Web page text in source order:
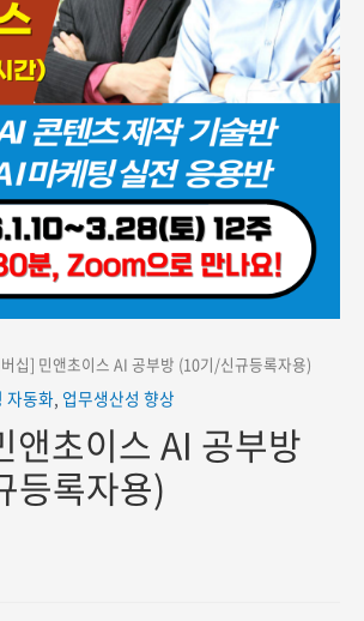
십] 민앤초이스 AI 공부방 (10기/신규등록자용)
자동화, 업무생산성 향상
앤초이스 AI 공부방
등록자용)